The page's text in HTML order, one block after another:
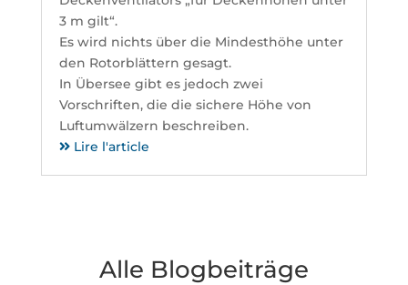
3 m gilt“.
Es wird nichts über die Mindesthöhe unter
den Rotorblättern gesagt.
In Übersee gibt es jedoch zwei
Vorschriften, die die sichere Höhe von
Luftumwälzern beschreiben.
Lire l'article
Alle Blogbeiträge